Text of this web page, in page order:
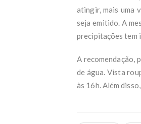
atingir, mais uma
seja emitido. A
precipitações tem
A recomendação,
de água. Vista
às 16h. Além